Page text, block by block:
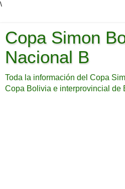
\
Copa Simon
Nacional B
Toda la información del Copa
Copa Bolivia e interprovincial de